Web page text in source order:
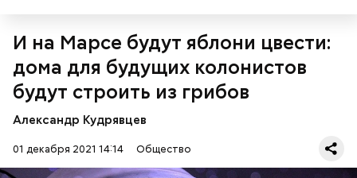
И на Марсе будут яблони цвести:
дома для будущих колонистов
будут строить из грибов
Александр Кудрявцев
01 декабря 2021 14:14 Общество